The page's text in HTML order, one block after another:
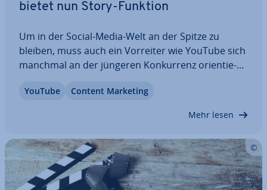
bietet nun Story-Funktion
Um in der Social-Media-Welt an der Spitze zu
bleiben, muss auch ein Vorreiter wie YouTube sich
manchmal an der jüngeren Kon­kur­renz ori­en­tie­
zur „Community-Funktion“ einen weiteren Kom­mu­
YouTube Content Marketing
Mehr lesen